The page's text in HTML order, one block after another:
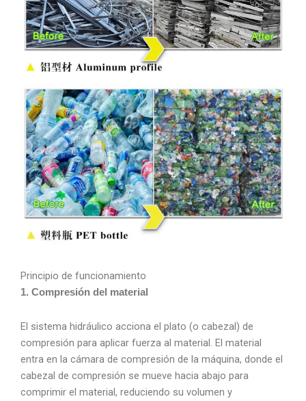
Principio de funcionamiento
1. Compresión del material
El sistema hidráulico acciona el plato (o cabezal) de
compresión para aplicar fuerza al material. El material
entra en la cámara de compresión de la máquina, donde el
cabezal de compresión se mueve hacia abajo para
comprimir el material, reduciendo su volumen y